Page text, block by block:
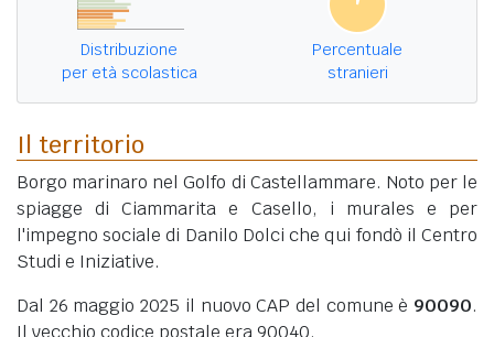
Distribuzione
per età scolastica
Percentuale
stranieri
Il territorio
Borgo marinaro nel Golfo di Castellammare. Noto per le
spiagge di Ciammarita e Casello, i murales e per
l'impegno sociale di Danilo Dolci che qui fondò il Centro
Studi e Iniziative.
Dal 26 maggio 2025 il nuovo CAP del comune è 90090.